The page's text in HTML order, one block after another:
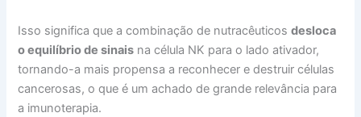
Isso significa que a combinação de nutracêuticosdesloca
o equilíbrio de sinais na célula NK para o lado ativador,
tornando-a mais propensa a reconhecer e destruir células
cancerosas, o que é um achado de grande relevância para
a imunoterapia.